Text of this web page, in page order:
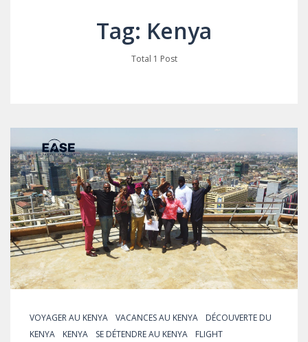
Tag: Kenya
Total 1 Post
VOYAGER AU KENYA VACANCES AU KENYA
DÉCOUVERTE DU
KENYA
KENYA SE DÉTENDRE AU KENYA FLIGHT